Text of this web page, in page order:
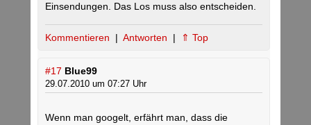
Einsendungen. Das Los muss also entscheiden.
Kommentieren | Antworten | ⇑ Top
#17 Blue99
29.07.2010 um 07:27 Uhr
Wenn man googelt, erfährt man, dass die